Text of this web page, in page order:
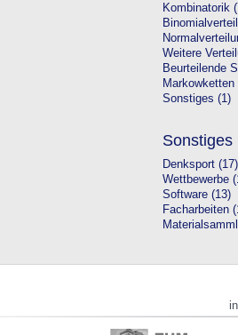
Kombinatorik
Weitere
Beurteilende
Markowketten
Sonstiges (1)
Sonstiges
Denksport (17)
Wettbewerbe
Software (13)
Facharbeiten